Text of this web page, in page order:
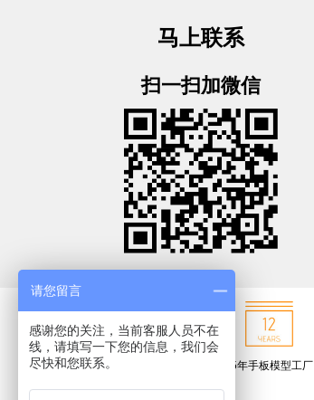
马上联系
扫一扫加微信
ISO9001:2008认
15年手板模型工厂
请您留言
感谢您的关注，当前客服人员不在
线，请填写一下您的信息，我们会
尽快和您联系。